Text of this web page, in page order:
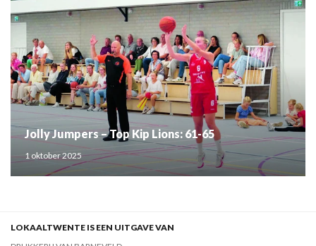
Jolly Jumpers – Top Kip Lions: 61-65
1 oktober 2025
LOKAALTWENTE IS EEN UITGAVE VAN